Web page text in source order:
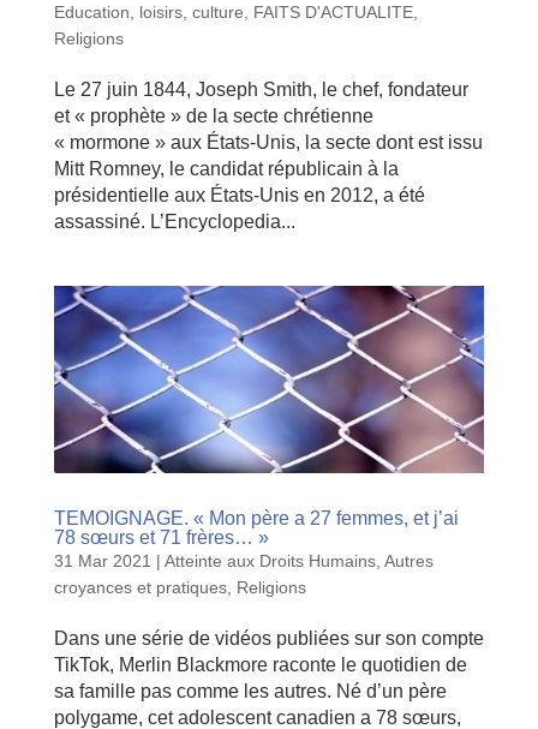
Education, loisirs, culture
FAITS D'ACTUALITE,
Religions
Le 27 juin 1844, Joseph Smith, le chef, fondateur
et « prophète » de la secte chrétienne
« mormone » aux États-Unis, la secte dont est issu
Mitt Romney, le candidat républicain à la
présidentielle aux États-Unis en 2012, a été
assassiné. L’Encyclopedia...
TEMOIGNAGE. « Mon père a 27 femmes, et j’ai
78 sœurs et 71 frères… »
31 Mar 2021 | Atteinte aux Droits Humains, Autres
croyances et pratiques, Religions
Dans une série de vidéos publiées sur son compte
TikTok, Merlin Blackmore raconte le quotidien de
sa famille pas comme les autres. Né d’un père
polygame, cet adolescent canadien a 78 sœurs,